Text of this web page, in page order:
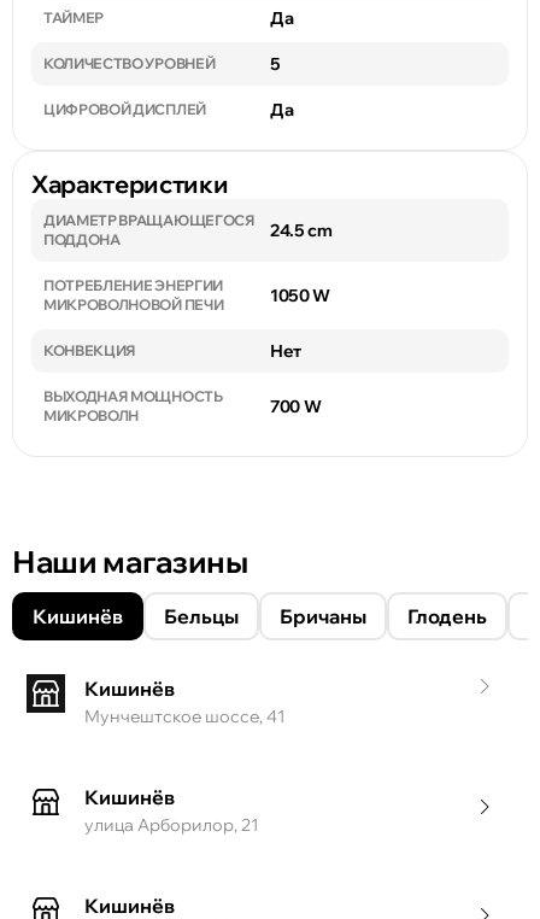
ТАЙМЕР Да
КОЛИЧЕСТВО УРОВНЕЙ 5
ЦИФРОВОЙ ДИСПЛЕЙ Да
Характеристики
ДИАМЕТР ВРАЩАЮЩЕГОСЯ
ПОДДОНА
24.5 cm
ПОТРЕБЛЕНИЕ ЭНЕРГИИ
МИКРОВОЛНОВОЙ ПЕЧИ
1050 W
КОНВЕКЦИЯ Нет
ВЫХОДНАЯ МОЩНОСТЬ
МИКРОВОЛН
700 W
Наши магазины
Кишинёв Бельцы Бричаны Глодень
Кишинёв
Мунчештское шоссе, 41
Кишинёв
улица Арборилор, 21
Кишинёв